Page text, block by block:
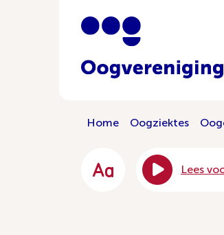
Home Oogziektes
Lees